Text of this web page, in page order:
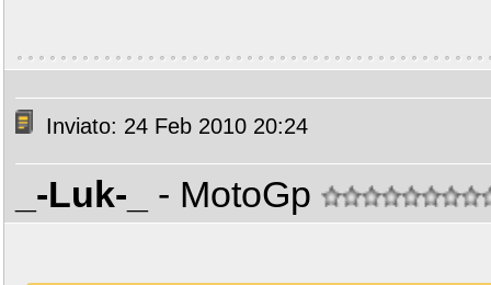
Inviato: 24 Feb 2010 20:24
_-Luk-_ - MotoGp